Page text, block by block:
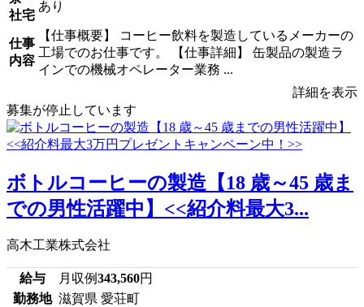
社宅
あり
仕事
内容
【仕事概要】 コーヒー飲料を製造しているメーカーの
工場でのお仕事です。 【仕事詳細】 缶製品の製造ラ
インでの機械オペレーター業務 ...
詳細を表示
募集が停止しています
ボトルコーヒーの製造【18 歳～45 歳ま
での男性活躍中】<<紹介料最大3...
高木工業株式会社
給与 月収例343,560円
勤務地 滋賀県 愛荘町